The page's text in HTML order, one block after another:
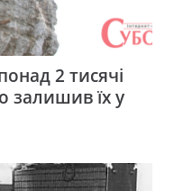
2 тисячі
залишив їх у